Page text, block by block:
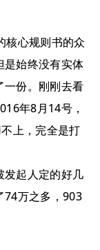
核心规则书的众
是始终没有实体
一份。刚刚去看
年8月14号，
上，完全是打
发起人定的好几
74万之多，903